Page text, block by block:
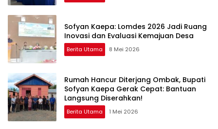
Sofyan Kaepa: Lomdes 2026 Jadi Ruang
Inovasi dan Evaluasi Kemajuan Desa
Berita Utama 8 Mei 2026
Rumah Hancur Diterjang Ombak, Bupati
Sofyan Kaepa Gerak Cepat: Bantuan
Langsung Diserahkan!
Berita Utama 1 Mei 2026